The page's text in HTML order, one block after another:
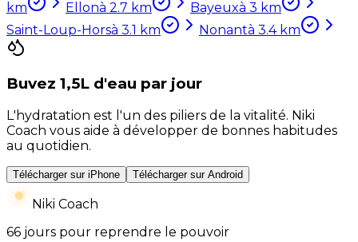
km
Ellonà 2.7 km Bayeuxà 3 km
Saint-Loup-Horsà 3.1 km Nonantà 3.4km
Buvez 1,5L d'eau par jour
L'hydratation est l'un des piliers de la vitalité. Niki
Coach vous aide à développer de bonnes habitudes
au quotidien.
Télécharger sur iPhone Télécharger sur Android
Niki Coach
66 jours pour reprendre le pouvoir